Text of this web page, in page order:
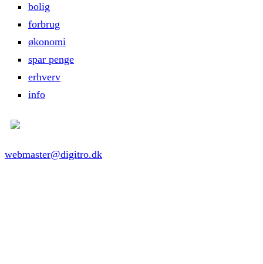
bolig
forbrug
økonomi
spar penge
erhverv
info
webmaster@digitro.dk